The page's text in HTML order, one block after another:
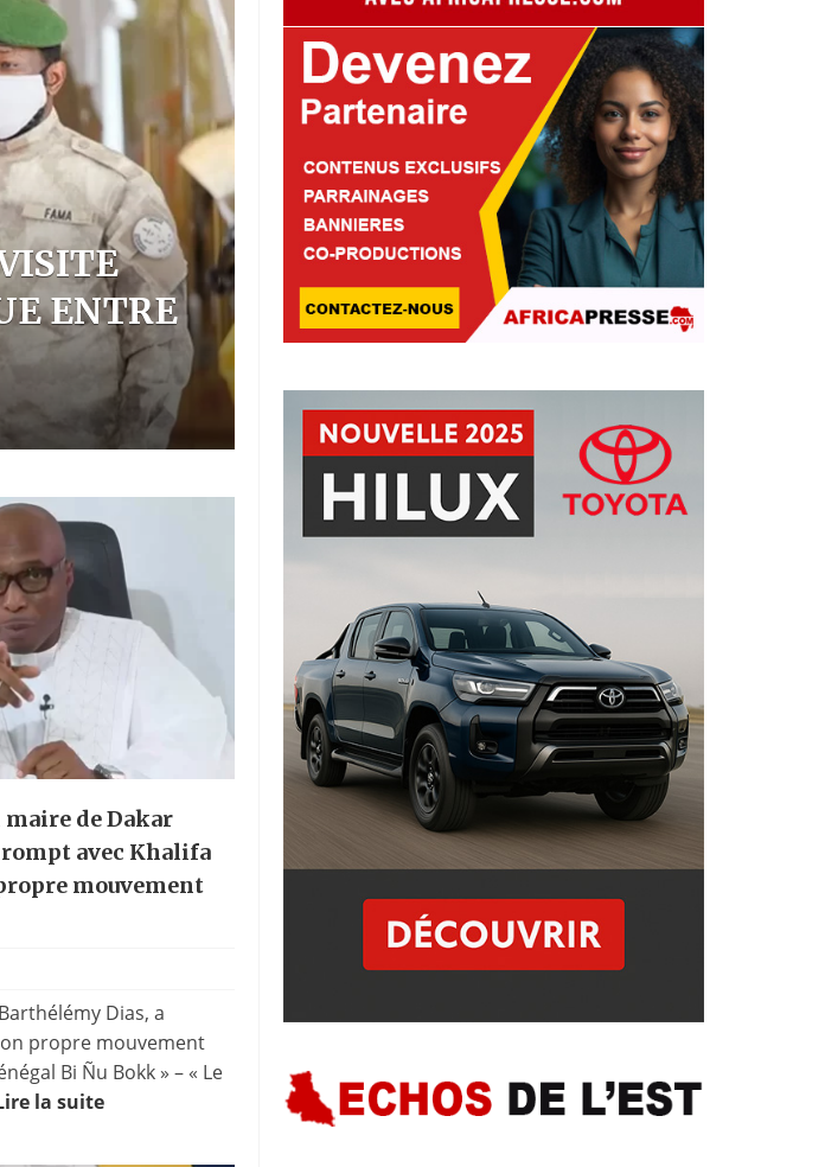
FAYE
SÉNÉGAL : DIOMAYE FAYE
L’ASTRONAUTE THOMAS
MISE SUR L’ESPACE POUR
Fatoumata Diallo 25 Jul 2026
maire de Dakar
avec Khalifa
mouvement
Dias, a
propre mouvement
Bi Ñu Bokk » – « Le
la suite